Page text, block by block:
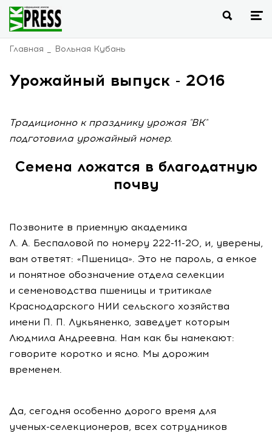
Главная Вольная Кубань
Урожайный выпуск - 2016
Традиционно к празднику урожая "ВК"
подготовила урожайный номер.
Семена ложатся в благодатную
почву
Позвоните в приемную академика
Л. А. Беспаловой по номеру 222-11-20, и, уверены,
вам ответят: «Пшеница». Это не пароль, а емкое
и понятное обозначение отдела селекции
и семеноводства пшеницы и тритикале
Краснодарского НИИ сельского хозяйства
имени П. П. Лукьяненко, заведует которым
Людмила Андреевна. Нам как бы намекают:
говорите коротко и ясно. Мы дорожим
временем.
Да, сегодня особенно дорого время для
ученых-селекционеров, всех сотрудников